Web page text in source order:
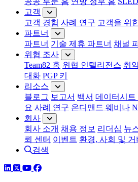
고객
고객 경험 사례 연구 고객을 위
파트너
파트너 기술 제휴 파트너 채널
위협 조사
Team82 홈 위협 인텔리전스 취
대화 PGP 키
리소스
블로그 보고서 백서 데이터시트
요 사례 연구 온디맨드 웨비나
회사
회사 소개 채용 정보 리더십 뉴
뢰 센터 이벤트 환경, 사회 및
검색
링크드인
트위터유튜브
페이스북